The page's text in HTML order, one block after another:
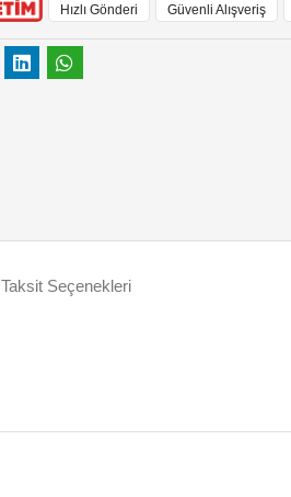
Hızlı Gönderi Güvenli Alışveriş
Taksit Seçenekleri